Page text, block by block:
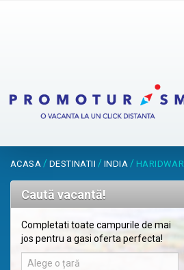
ACASA / DESTINATII / INDIA / HARIDWAR
Caută vacantă!
Completati toate campurile de mai
jos pentru a gasi oferta perfecta!
Alege o țară